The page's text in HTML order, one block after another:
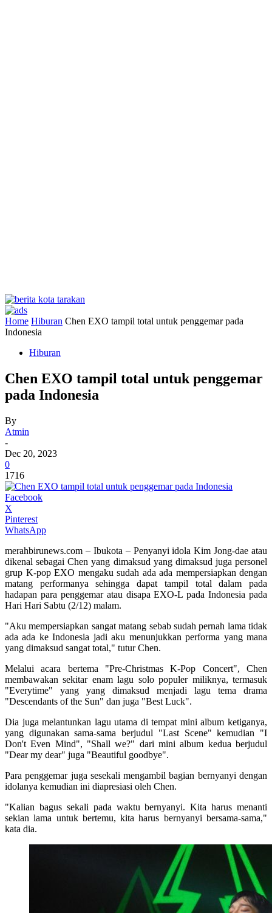
Home Hiburan Chen EXO tampil total untuk penggemar pada
Indonesia
Hiburan
Chen EXO tampil total untuk penggemar
pada Indonesia
By
Atmin
-
Dec 20, 2023
0
1716
Facebook
X
Pinterest
WhatsApp
merahbirunews.com – Ibukota – Penyanyi idola Kim Jong-dae atau
dikenal sebagai Chen yang dimaksud yang dimaksud juga personel
grup K-pop EXO mengaku sudah ada ada mempersiapkan dengan
matang performanya sehingga dapat tampil total dalam pada
hadapan para penggemar atau disapa EXO-L pada Indonesia pada
Hari Hari Sabtu (2/12) malam.
"Aku mempersiapkan sangat matang sebab sudah pernah lama tidak
ada ada ke Indonesia jadi aku menunjukkan performa yang mana
yang dimaksud sangat total," tutur Chen.
Melalui acara bertema "Pre-Christmas K-Pop Concert", Chen
membawakan sekitar enam lagu solo populer miliknya, termasuk
"Everytime" yang yang dimaksud menjadi lagu tema drama
"Descendants of the Sun" dan juga "Best Luck".
Dia juga melantunkan lagu utama di tempat mini album ketiganya,
yang digunakan sama-sama berjudul "Last Scene" kemudian "I
Don't Even Mind", "Shall we?" dari mini album kedua berjudul
"Dear my dear" juga "Beautiful goodbye".
Para penggemar juga sesekali mengambil bagian bernyanyi dengan
idolanya kemudian ini diapresiasi oleh Chen.
"Kalian bagus sekali pada waktu bernyanyi. Kita harus menanti
sekian lama untuk bertemu, kita harus bernyanyi bersama-sama,"
kata dia.